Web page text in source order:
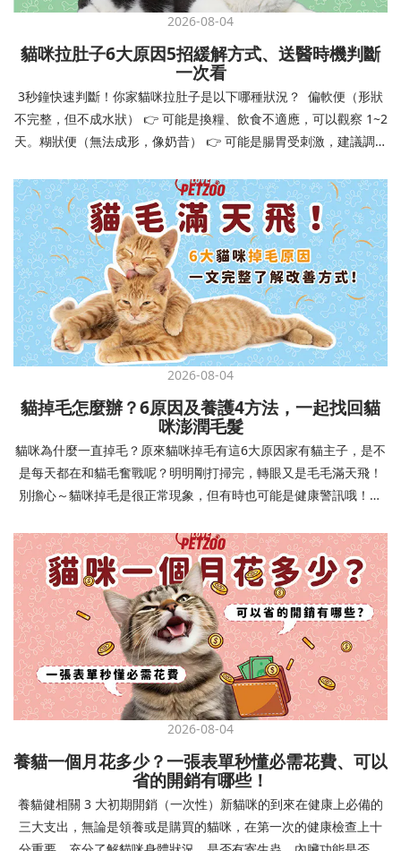
創造更和諧的相處模式。培養社交技能與適應能力及早接觸各種環
讓牠們學會如何與其他狗狗、動物和人類和平相處，減少恐懼或攻
擊行為。這種適應能力使幼犬未來能從容面對獸醫檢查、美容
salon、寄宿或旅行等各種情境，大大提升生活品質。 訓練幼犬不只
是教會指令，更是塑造性格和習慣的過程！ 透過耐心且一致的訓
練，你不僅能擁有一隻聽話的好狗狗，更能建立起相互尊重的終身
相處中獲得回報狗狗訓練指南，六步驟培養幼犬開始幼犬訓練時，
系統性的方法能帶來最佳效果。從信任建立到習慣養成，每個階段
都至關重要，缺一不可。良好的訓練應循序漸進，把握幼犬成長敏
感期，以積極正向的方式引導。遵循這六個步驟，即使是第一次養
狗的新手，也能輕鬆將調皮的小狗訓練成聽話的好夥伴！建立信任
基礎 幼犬訓練的第一步不是教指令，而是建立信任。剛到新家的幼
犬可能感到緊張不安，給予適當空間適應環境很重要。用溫柔的聲
音交談，提供安全舒適的窩，維持規律的餵食和如廁時間，讓幼犬
感到安心。輕輕撫摸、溫柔擁抱，每天安排固定玩耍時間，這些都
任你後，可開始教導基本指令。從簡單的「坐下」開始，再逐步學
習「趴下」、「等待」和「過來」。每次訓練保持在5-10分鐘內，
避免幼犬注意力分散。使用清晰一致的口令和手勢，成功時立即給
予獎勵和讚美。記住，重複是學習的關鍵，每天多次短時間練習效
果最佳。調整日常行為除了基本指令，幼犬還需學習生活禮儀。如
時立即獎勵。另外要處理的常見問題包括咬人、啃咬家具和亂叫。
每當出現不當行為，給予適當替代品（如咬玩具代替咬手），並在
幼犬選擇正確行為時獎勵，這比責罵更有效。社交化訓練 兩個月大
的幼犬正處於社會化黃金期，這階段的經驗將深刻影響未來性格。
安排幼犬接觸不同人類（包括兒童、戴眼鏡的人、使用拐杖的人
等）、各種動物、交通工具和環境聲音。起初保持在安全、受控的
情境中，逐漸增加複雜度。每次正面社交體驗後給予獎勵，建立幼
犬對新事物的積極態度。進階技巧強化 基礎訓練穩固後，可以進入
更複雜的技巧訓練。這包括遠距離控制、不同干擾下的指令遵從、
多步驟動作等。使用延遲獎勵技巧，讓幼犬學會即使沒有立即獎勵
也能保持良好行為。引入不同環境中的訓練，如公園、寵物店等，
幫助幼犬在各種情境下都能聽從指令。維持良好習慣 成功的訓練不
是一次性的，而是需要持續維護。即使幼犬已經掌握所有技能，也
要定期複習，防止行為退化。將訓練融入日常生活，如出門前的
2026-08-04
貓咪拉肚子6大原因5招緩解方式、送醫時機判斷
一次看
3秒鐘快速判斷！你家貓咪拉肚子是以下哪種狀況？ 偏軟便（形狀
不完整，但不成水狀） 👉 可能是換糧、飲食不適應，可以觀察 1~2
天。糊狀便（無法成形，像奶昔） 👉 可能是腸胃受刺激，建議調整
若超過 24 小時沒改善，建議就醫。血便（帶血絲或黑色糞便） 👉
可能是嚴重腸胃問題，應立即帶去獸醫院！想知道貓咪拉肚子的真
正原因，只要透過 5 個簡單步驟，就能判斷問題嚴重性，決定是否
需要就醫！接下來我們一起來看看該怎麼做吧！🐾 貓咪拉肚子怎麼
辦？5步驟判斷貓咪拉肚子是否需要馬上看醫生貓咪拉肚子的因素與
許多原因有關，更換食物、誤食異物或不乾淨的東西、寄生蟲、其
他疾病。 5 步驟判斷貓咪拉肚子原因，要不要看醫生？當貓咪拉肚
子時，不用慌張！透過以下 5 個步驟，就能快速判斷原因，並決定
是否需要帶去獸醫院。📌 貓咪拉肚子判斷步驟1：觀察糞便的狀態：
步驟2：回想最近的飲食變化：有沒有突然換飼料或罐頭？ 有沒有吃
到新零食或人類食物？ 是否誤食異物？📌 貓咪拉肚子判斷步驟3：
確認環境與生活作息：最近是否搬家、換貓砂、新成員加入？ 天氣
是否有變化？ 飼主是否長時間外出？📌 貓咪拉肚子判斷步驟4：觀
察貓咪的精神與食慾：貓咪精神好嗎？、食慾是否正常？，可先觀
下降，表示身體狀況不佳，應儘快就醫！📌 貓咪拉肚子判斷步驟5：
檢查是否需要帶去看獸醫 如果拉肚子 1~2 次但精神好、食慾正常，
可以先觀察，如果腹瀉超過 48 小時或水狀腹瀉 + 嗜睡、食慾下降、
嘔吐 應立即就醫。 透過這 5 個步驟，你可以快速判斷貓咪拉肚子
的原因與嚴重程度，確保毛孩的腸胃健康！如果不確定情況，還是
建議讓獸醫檢查，才能安心哦！🐾💖4種高風險群貓咪拉肚子要小心
高風險貓咪包含：幼貓、老貓、懷孕貓、有慢性疾病貓，這些貓咪
在身體狀況出現警訊時要特別注意，如拉肚子次數超過2次以上，就
建議直接尋求獸醫協助。2要訣判斷貓咪拉肚子要不要看醫生 高風險
康的貓咪，如拉肚子超過2-3天，建議直接尋求獸醫師協助。並記得
提供觀察紀錄給予獸醫師進行專業判斷。貓咪拉肚子但精神很好？
如果飼主有發現貓咪拉肚子的情形，但貓咪的精神很好。有可能與
飲食方便相關，回想是否進食新的食物，或是正進行飼料更換的過
2026-08-04
貓掉毛怎麼辦？6原因及養護4方法，一起找回貓
咪澎潤毛髮
貓咪為什麼一直掉毛？原來貓咪掉毛有這6大原因家有貓主子，是不
是每天都在和貓毛奮戰呢？明明剛打掃完，轉眼又是毛毛滿天飛！
別擔心～貓咪掉毛是很正常現象，但有時也可能是健康警訊哦！以
兩全其美！貓咪掉毛原因1. 皮膚問題貓咪皮膚問題是造成掉毛的常
見兇手！皮膚發炎、感染或是長期搔癢，都會讓貓咪的毛髮失去健
康光澤並大量脫落。常見的皮膚問題包括皮膚黴菌、細菌感染、疥
癬蟲等寄生蟲，甚至是皮膚過度乾燥。如果發現貓咪皮膚有紅腫、
結痂、脫屑或異常氣味，同時伴隨掉毛，建議盡快帶牠看獸醫哦！
貓咪掉毛原因2. 過敏誰說只有人類會過敏？貓咪也會！貓咪可能對
環境中的塵蟎、花粉、清潔劑，甚至是食物中的某些成分產生過敏
反應。過敏症狀不只是打噴嚏、流眼淚，還會引起皮膚搔癢和掉毛
問題。特別是食物過敏，更是常被忽略的掉毛元兇！如果貓咪經常
咪掉毛原因3. 營養不足貓咪的毛髮健康與營養息息相關！當貓咪飲
食中缺乏必要的蛋白質、脂肪酸（尤其是Omega-3和Omega-6）、
維生素或礦物質時，毛髮就會變得乾燥、脆弱，容易斷裂脫落。長
期餵食低品質或不均衡的貓糧，可能使貓咪營養不良，進而影響毛
2026-08-04
養貓一個月花多少？一張表單秒懂必需花費、可以
省的開銷有哪些！
養貓健相關 3 大初期開銷（一次性）新貓咪的到來在健康上必備的
三大支出，無論是領養或是購買的貓咪，在第一次的健康檢查上十